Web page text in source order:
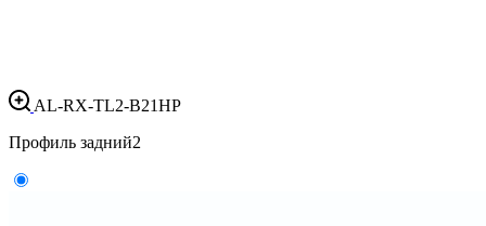
AL-RX-TL2-B21HP
Профиль задний2